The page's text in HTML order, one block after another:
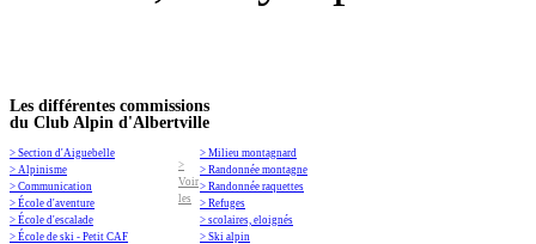
Les différentes commissions
du Club Alpin d'Albertville
> Section d'Aiguebelle
> Alpinisme
> Communication
> École d'aventure
> École d'escalade
> École de ski - Petit CAF
> Milieu montagnard
> Randonnée montagne
> Randonnée raquettes
> Refuges
> scolaires, eloignés
> Ski alpin
>
Voir
les